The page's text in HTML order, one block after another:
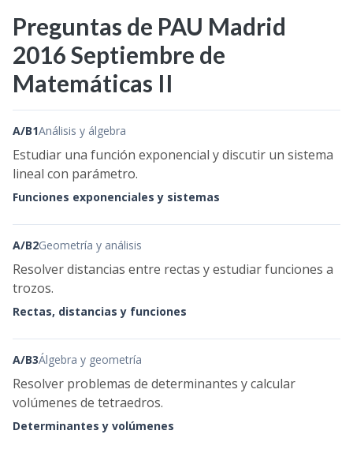
Preguntas de PAU Madrid
2016 Septiembre de
Matemáticas II
A/B1Análisis y álgebra
Estudiar una función exponencial y discutir un sistema
lineal con parámetro.
Funciones exponenciales y sistemas
A/B2Geometría y análisis
Resolver distancias entre rectas y estudiar funciones a
trozos.
Rectas, distancias y funciones
A/B3Álgebra y geometría
Resolver problemas de determinantes y calcular
volúmenes de tetraedros.
Determinantes y volúmenes